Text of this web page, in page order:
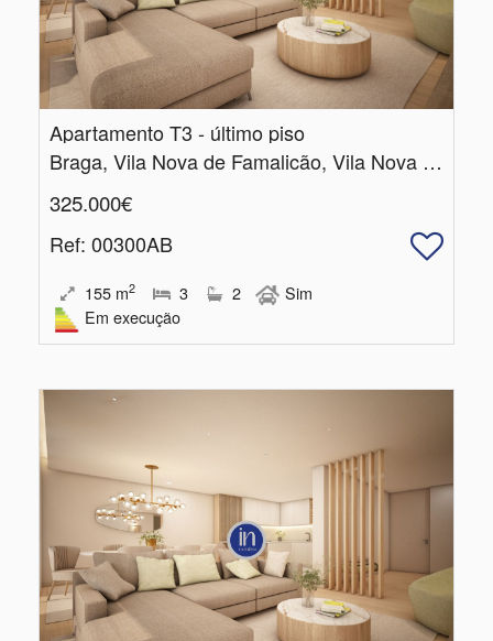
Apartamento T3 - último piso
Braga, Vila Nova de Famalicão, Vila Nova de Famalicão e Calendário
325.000€
Ref: 00300AB
155 m2 3 2
Sim
Em execução